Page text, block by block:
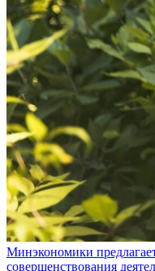
Минэкономики
совершенствования